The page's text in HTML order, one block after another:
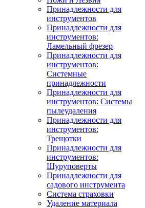
Принадлежности для
инструментов
Принадлежности для
инструментов:
Ламельный фрезер
Принадлежности для
инструментов:
Системные
принадлежности
Принадлежности для
инструментов: Системы
пылеудаления
Принадлежности для
инструментов:
Трещотки
Принадлежности для
инструментов:
Шуруповерты
Принадлежности для
садового инструмента
Система страховки
Удаление материала